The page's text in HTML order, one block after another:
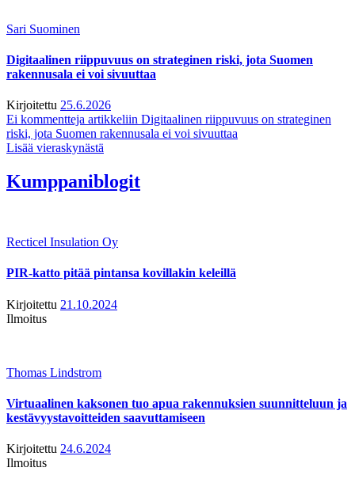
Sari Suominen
Digitaalinen riippuvuus on strateginen riski, jota Suomen
rakennusala ei voi sivuuttaa
Kirjoitettu 25.6.2026
Ei kommentteja artikkeliin Digitaalinen riippuvuus on strateginen
riski, jota Suomen rakennusala ei voi sivuuttaa
Lisää vieraskynästä
Kumppaniblogit
Recticel Insulation Oy
PIR-katto pitää pintansa kovillakin keleillä
Kirjoitettu 21.10.2024
Ilmoitus
Thomas Lindstrom
Virtuaalinen kaksonen tuo apua rakennuksien suunnitteluun ja
kestävyystavoitteiden saavuttamiseen
Kirjoitettu 24.6.2024
Ilmoitus